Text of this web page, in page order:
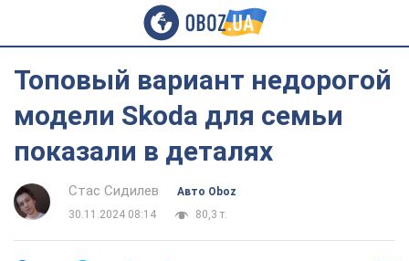
Топовый вариант недорогой
модели Skoda для семьи
показали в деталях
Стас Сидилев
Авто Oboz
30.11.2024 08:14
80,3 т.